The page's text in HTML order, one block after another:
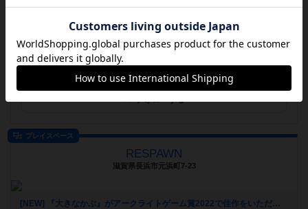
遊べるボードゲーム 524個
「いっしょに遊ぶ仲間が見つかるみんなのボドゲルーム」がコンセプト
のお店。完全オンライン予約、ボードゲーム専用テーブル、553タイト
ル ...
フォローする
プレイスペース
RESPAWN
滋賀県長浜市元浜町7-23
[NEW] 『大きなかぶ』がアークライトゲーム賞2022で佳作をいただきました！！（2022年07月20日 13時29分）